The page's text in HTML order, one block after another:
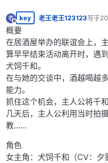
老
离线
key 老王老王123123写于
最后
概要
在居酒屋举办的联谊会上，
算早早结束活动离开时，遇
犬饲千和。
在与她的交谈中，酒越喝越
能力。
抓住这个机会，主人公将千
几天后，主人公利用当时拍
教……
角色
女主角：犬饲千和（CV：夕